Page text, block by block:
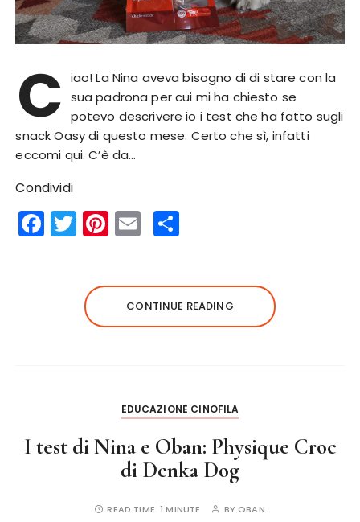
C iao! La Nina aveva bisogno di di stare con la
sua padrona per cui mi ha chiesto se
potevo descrivere io i test che ha fatto sugli
snack Oasy di questo mese. Certo che sì, infatti
eccomi qui. C’è da…
Condividi
F
a
T
w
te
r
Pi
n
re
st
E
m
l re
CONTINUE READING
EDUCAZIONE CINOFILA
I test di Nina e Oban: Physique Croc
di Denka Dog
READ TIME:1 MINUTE BY OBAN